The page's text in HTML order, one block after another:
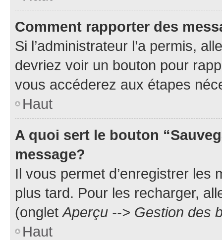
Comment rapporter des
Si l’administrateur l’a permis,
devriez voir un bouton pour
vous accéderez aux étapes
Haut
A quoi sert le bouton
message?
Il vous permet d’enregistrer
plus tard. Pour les recharger,
(ongletAperçu --> Gestion des
Haut